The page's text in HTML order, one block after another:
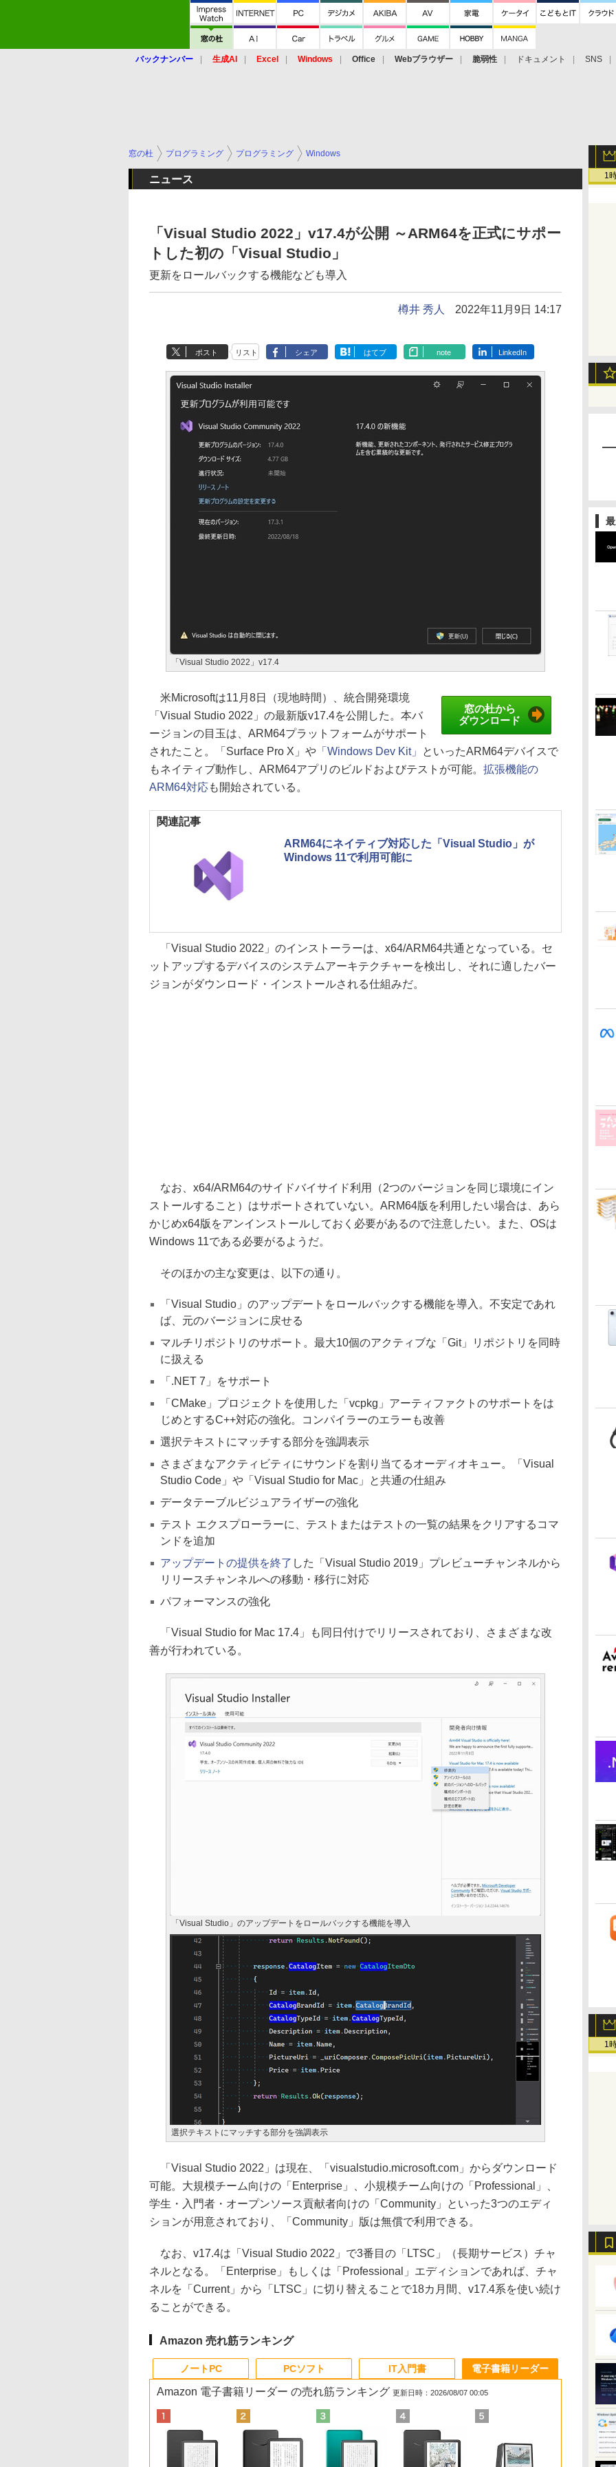
バックナンバー 生成AI Excel Windows Office Webブラウザー 脆弱性 ドキュメント SNS
1
1
窓の杜 プログラミング プログラミング Windows
ニュース
「Visual Studio 2022」v17.4が公開 ～ARM64を正式にサポー
トした初の「Visual Studio」
更新をロールバックする機能なども導入
樽井 秀人 2022年11月9日 14:17
ポスト リスト シェア はてブ note LinkedIn
「Visual Studio 2022」v17.4
窓の杜から
ダウンロード
米Microsoftは11月8日（現地時間）、統合開発環境
「Visual Studio 2022」の最新版v17.4を公開した。本バ
ージョンの目玉は、ARM64プラットフォームがサポート
されたこと。「Surface Pro X」や 「Windows Dev Kit」
といったARM64デバイスで
もネイティブ動作し、ARM64アプリのビルドおよびテストが可能。 拡張機能の
ARM64対応も開始されている。
関連記事
ARM64にネイティブ対応した「Visual Studio」が
Windows 11で利用可能に
「Visual Studio 2022」のインストーラーは、x64/ARM64共通となっている。セ
ットアップするデバイスのシステムアーキテクチャーを検出し、それに適したバー
ジョンがダウンロード・インストールされる仕組みだ。
なお、x64/ARM64のサイドバイサイド利用（2つのバージョンを同じ環境にイン
ストールすること）はサポートされていない。ARM64版を利用したい場合は、あら
かじめx64版をアンインストールしておく必要があるので注意したい。また、OSは
Windows 11である必要がるようだ。
そのほかの主な変更は、以下の通り。
「Visual Studio」のアップデートをロールバックする機能を導入。不安定であれ
ば、元のバージョンに戻せる
マルチリポジトリのサポート。最大10個のアクティブな「Git」リポジトリを同時
に扱える
「.NET 7」をサポート
「CMake」プロジェクトを使用した「vcpkg」アーティファクトのサポートをは
じめとするC++対応の強化。コンパイラーのエラーも改善
選択テキストにマッチする部分を強調表示
さまざまなアクティビティにサウンドを割り当てるオーディオキュー。「Visual
Studio Code」や「Visual Studio for Mac」と共通の仕組み
データテーブルビジュアライザーの強化
テスト エクスプローラーに、テストまたはテストの一覧の結果をクリアするコマ
ンドを追加
アップデートの提供を終了 した「Visual Studio 2019」プレビューチャンネルから
リリースチャンネルへの移動・移行に対応
パフォーマンスの強化
「Visual Studio for Mac 17.4」も同日付けでリリースされており、さまざまな改
善が行われている。
「Visual Studio」のアップデートをロールバックする機能を導入
選択テキストにマッチする部分を強調表示
「Visual Studio 2022」は現在、「visualstudio.microsoft.com」からダウンロード
可能。大規模チーム向けの「Enterprise」、小規模チーム向けの「Professional」、
学生・入門者・オープンソース貢献者向けの「Community」といった3つのエディ
ションが用意されており、「Community」版は無償で利用できる。
なお、v17.4は「Visual Studio 2022」で3番目の「LTSC」（長期サービス）チャ
ネルとなる。「Enterprise」もしくは「Professional」エディションであれば、チャ
ネルを「Current」から「LTSC」に切り替えることで18カ月間、v17.4系を使い続け
ることができる。
Amazon 売れ筋ランキング
ノートPC PCソフト IT入門書 電子書籍リーダー
Amazon 電子書籍リーダー の売れ筋ランキング 更新日時：2026/08/07 00:05